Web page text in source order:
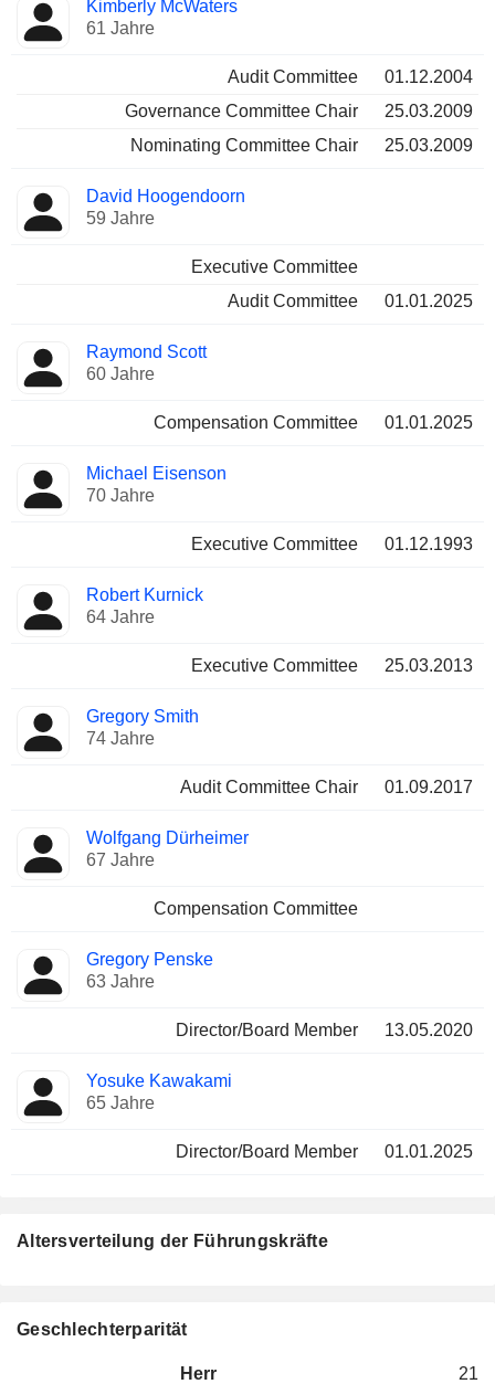
Kimberly McWaters
61 Jahre
Audit Committee
01.12.2004
Governance Committee Chair
25.03.2009
Nominating Committee Chair
25.03.2009
David Hoogendoorn
59 Jahre
Executive Committee
Audit Committee
01.01.2025
Raymond Scott
60 Jahre
Compensation Committee 01.01.2025
Michael Eisenson
70 Jahre
Executive Committee 01.12.1993
Robert Kurnick
64 Jahre
Executive Committee 25.03.2013
Gregory Smith
74 Jahre
Audit Committee Chair 01.09.2017
Wolfgang Dürheimer
67 Jahre
Compensation Committee
Gregory Penske
63 Jahre
Director/Board Member 13.05.2020
Yosuke Kawakami
65 Jahre
Director/Board Member 01.01.2025
Altersverteilung der Führungskräfte
Geschlechterparität
Herr
21